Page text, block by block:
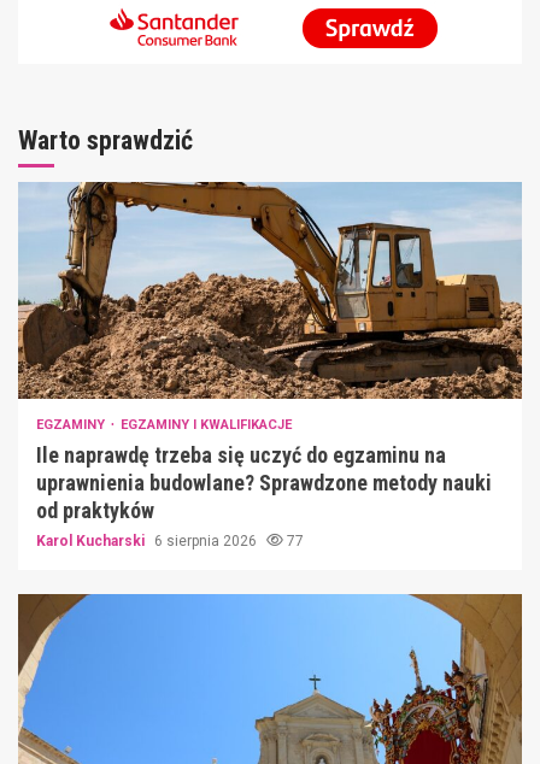
Warto sprawdzić
EGZAMINY EGZAMINY I KWALIFIKACJE
Ile naprawdę trzeba się uczyć do egzaminu na
uprawnienia budowlane? Sprawdzone metody nauki
od praktyków
Karol Kucharski 6 sierpnia 2026 77